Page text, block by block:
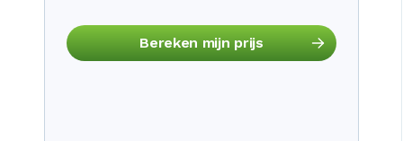
Bereken mijn prijs